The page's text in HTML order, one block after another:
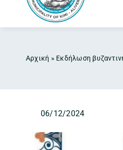
Αρχική » Εκδήλωση
06/12/2024